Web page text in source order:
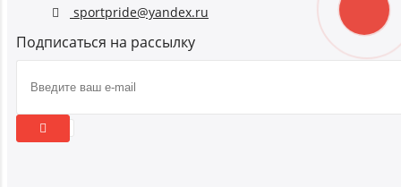
sportpride@yandex.ru
Подписаться на рассылку